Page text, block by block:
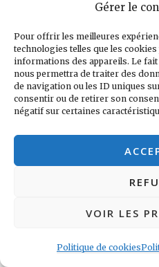
Gérer le
Pour offrir les meilleures
technologies telles que les
informations des appareils. Le
nous permettra de traiter des
de navigation ou les ID uniques
consentir ou de retirer son
négatif sur certaines
VOIR LES
Politique de cookies
cinéma version
danses comme
Inde, cela permet
autres scènes
L’industrie du
l’énorme intérêt de
effet 80% de la
celles-ci, tout
évolué selon les